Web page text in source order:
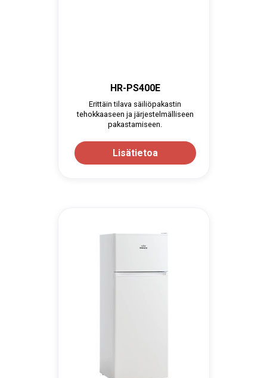
HR-PS400E
Erittäin tilava säiliöpakastin
tehokkaaseen ja järjestelmälliseen
pakastamiseen.
Lisätietoa